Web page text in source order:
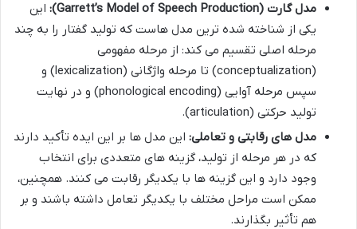
مدل گارت (Garrett’s Model of Speech Production):
این
یکی از شناخته شده ترین مدل هاست که تولید گفتار را به چند
مرحله اصلی تقسیم می کند: از مرحله مفهومی
(conceptualization) تا مرحله واژگانی (lexicalization) و
سپس مرحله آوایی (phonological encoding) و در نهایت
تولید حرکتی (articulation).
مدل های رقابتی و تعاملی: این مدل ها بر این ایده تأکید دارند
که در هر مرحله از تولید، گزینه های متعددی برای انتخاب
وجود دارد و این گزینه ها با یکدیگر رقابت می کنند. همچنین،
ممکن است مراحل مختلف با یکدیگر تعامل داشته باشند و بر
هم تأثیر بگذارند.